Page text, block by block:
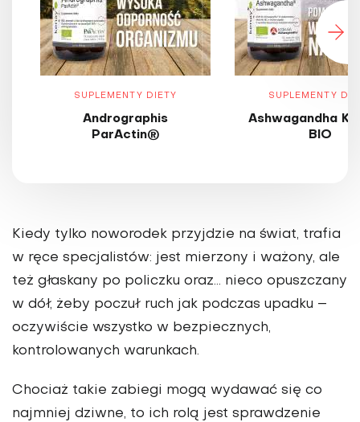
SUPLEMENTY DIETY
Andrographis
ParActin®
SUPLEMENTY
Ashwagandha
BIO
Kiedy tylko noworodek przyjdzie na świat, trafia
w ręce specjalistów: jest mierzony i ważony, ale
też głaskany po policzku oraz… nieco opuszczany
w dół, żeby poczuł ruch jak podczas upadku –
oczywiście wszystko w bezpiecznych,
kontrolowanych warunkach.
Chociaż takie zabiegi mogą wydawać się co
najmniej dziwne, to ich rolą jest sprawdzenie